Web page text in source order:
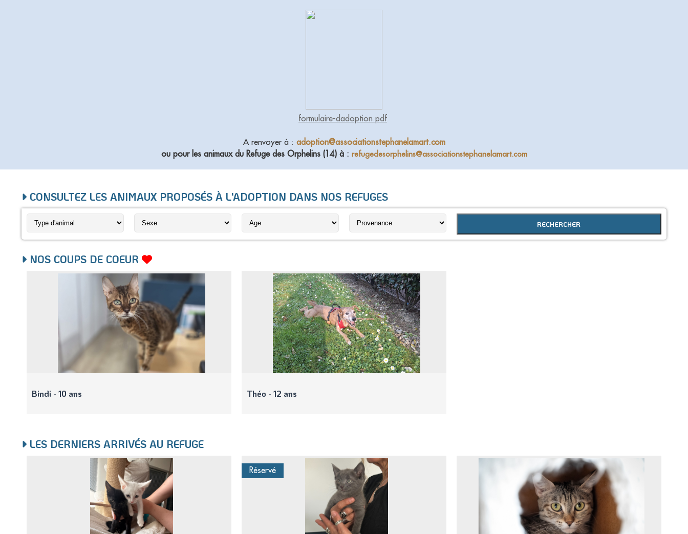
formulaire-dadoption.pdf
A renvoyer à : adoption@associationstephanelamart.com
ou pour les animaux du Refuge des Orphelins (14) à : refugedesorphelins@associationstephanelamart.com
CONSULTEZ LES ANIMAUX PROPOSÉS À L'ADOPTION DANS NOS REFUGES
NOS COUPS DE COEUR
Bindi - 10 ans Théo - 12 ans
LES DERNIERS ARRIVÉS AU REFUGE
Réservé